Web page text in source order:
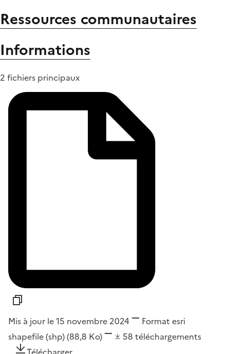
Ressources communautaires
Informations
2 fichiers principaux
Mis à jour le 15 novembre 2024 Format esri
shapefile (shp)(88,8 Ko) 58 téléchargements